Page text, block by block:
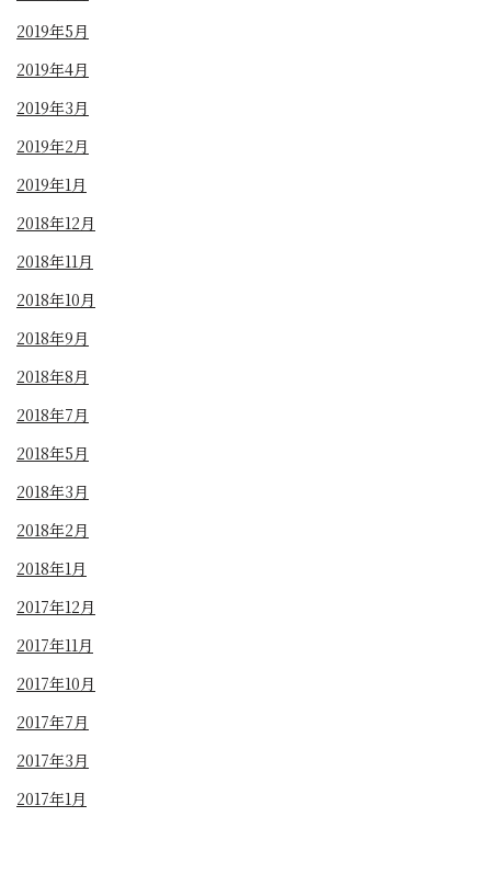
2019年5月
2019年4月
2019年3月
2019年2月
2019年1月
2018年12月
2018年11月
2018年10月
2018年9月
2018年8月
2018年7月
2018年5月
2018年3月
2018年2月
2018年1月
2017年12月
2017年11月
2017年10月
2017年7月
2017年3月
2017年1月